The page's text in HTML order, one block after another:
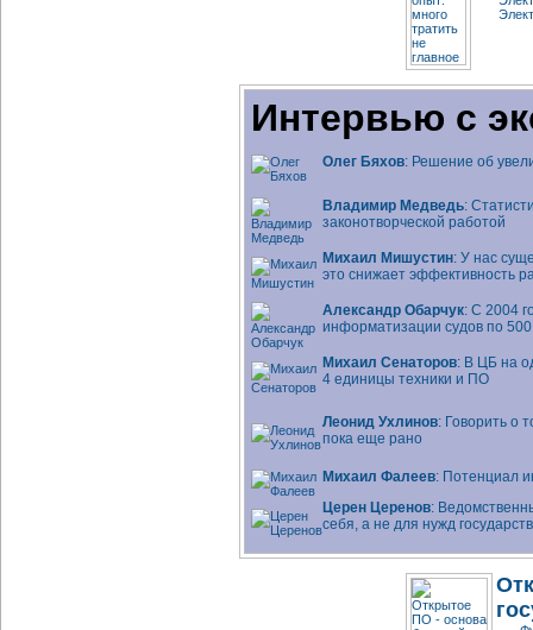
Интервью с
Олег Бяхов: Решение об
Владимир Медведь:
законотворческой работой
Михаил Мишустин: У нас
это снижает эффективность
Александр Обарчук: С 2004
информатизации судов по
Михаил Сенаторов: В ЦБ на
4 единицы техники и ПО
Леонид Ухлинов: Говорить о
пока еще рано
Михаил Фалеев: Потенциал
Церен Церенов:
себя, а не для нужд